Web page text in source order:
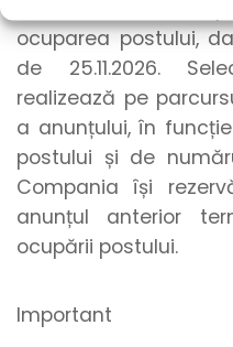
ocuparea postului,
de 25.11.2026.
realizează pe
a anunțului, în
postului și de
Compania își
anunțul anterior
ocupării postului.
Important